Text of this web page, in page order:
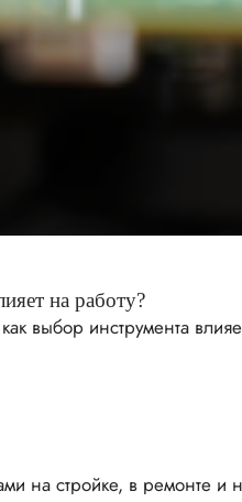
на работу?
инструмента
на стройке, в ремонте и